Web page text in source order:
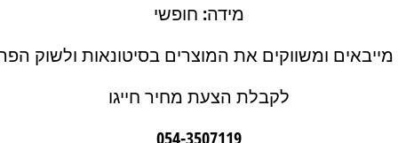
מידה: חופשי
מייבאים ומשווקים את המוצרים בסיטונאות ולשוק
לקבלת הצעת מחיר חייגו
054-3507119